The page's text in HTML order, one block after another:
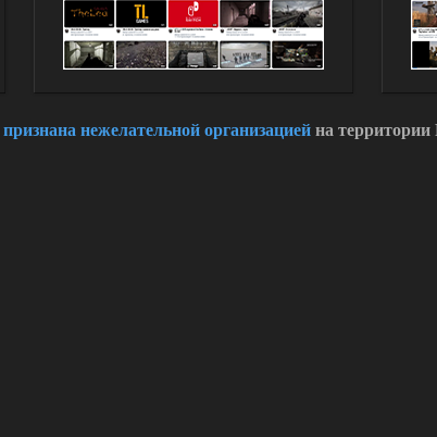
признана нежелательной организациейна